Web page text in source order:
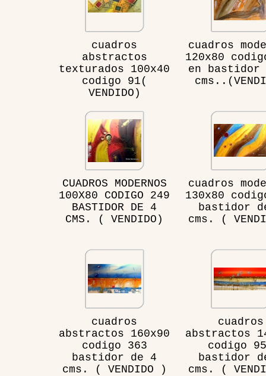
cuadros
abstractos
texturados 100x40
codigo 91(
VENDIDO)
cuadros
120x80
en bastidor
CUADROS MODERNOS
100X80 CODIGO 249
BASTIDOR DE 4
CMS. ( VENDIDO)
cuadros
130x80
bastidor
cms. (
cuadros
abstractos 160x90
codigo 363
bastidor de 4
cms. ( VENDIDO )
cuadros
abstractos
codigo
bastidor
cms. (